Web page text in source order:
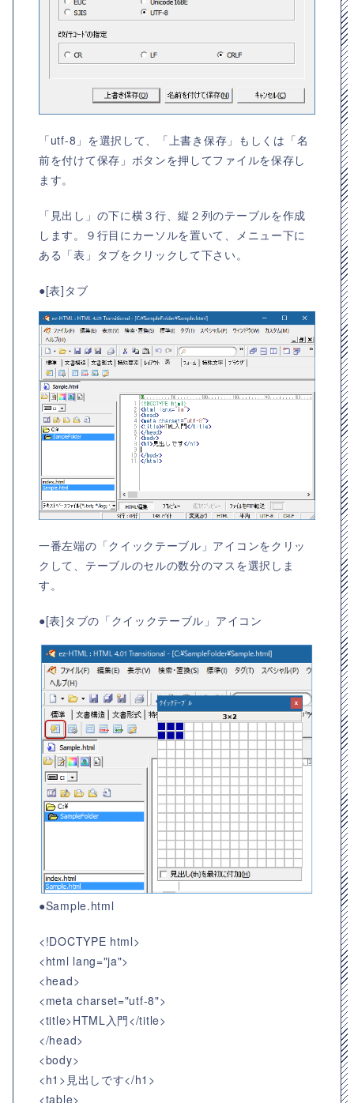
「utf-8」を選択して、「上書き保存」もしくは「名
前を付けて保存」ボタンを押してファイルを保存し
ます。
「見出し」の下に横３行、縦２列のテーブルを作成
します。９行目にカーソルを置いて、メニュー下に
ある「表」タブをクリックして下さい。
●[表]タブ
一番左端の「クイックテーブル」アイコンをクリッ
クして、テーブルのセルの数分のマスを選択しま
す。
●[表]タブの「クイックテーブル」アイコン
●Sample.html
<!DOCTYPE html>
<html lang="ja">
<head>
<meta charset="utf-8">
<title>HTML入門</title>
</head>
<body>
<h1>見出しです</h1>
<table>